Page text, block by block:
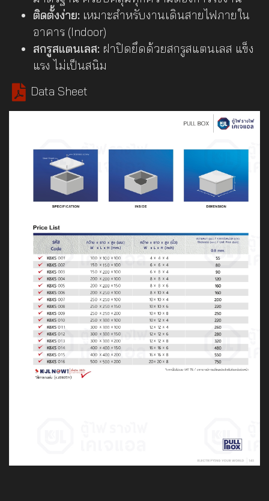
ติดตั้งง่าย: เหมาะสำหรับงานเดินสายไฟภายใน
อาคาร (Indoor)
สกรูสแตนเลส: ฝาปิดยึดด้วยสกรูสแตนเลส แข็ง
แรง ไม่เป็นสนิม
Data Sheet